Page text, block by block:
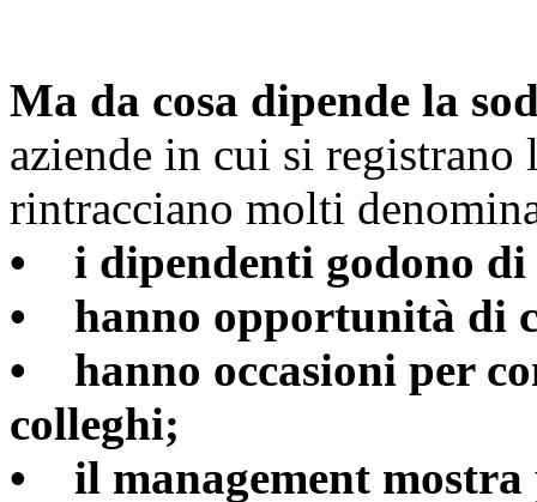
Ma da cosa dipende la
aziende in cui si registrano
rintracciano molti
• i dipendenti godono di
• hanno opportunità di
• hanno occasioni per
colleghi;
• il management mostra